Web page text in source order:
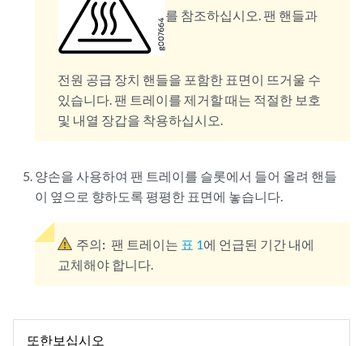
를 참조하십시오. 팬 핸들과
전원 공급 장치 핸들을 포함한 표면이 뜨거울 수
있습니다. 팬 트레이를 제거할 때는 적절한 보호
및 내열 장갑을 착용하십시오.
양손을 사용하여 팬 트레이를 슬롯에서 들어 올려 핸들
이 옆으로 향하도록 평평한 표면에 놓습니다.
주의: 팬 트레이는 표 1에 언급된 기간 내에
교체해야 합니다.
또한보십시오